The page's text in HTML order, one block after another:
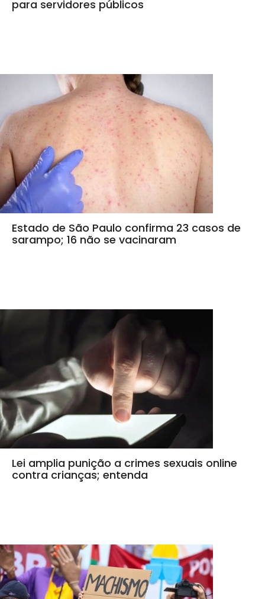
para servidores públicos
Estado de São Paulo confirma 23 casos de
sarampo; 16 não se vacinaram
Lei amplia punição a crimes sexuais online
contra crianças; entenda